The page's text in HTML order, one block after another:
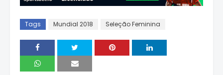
Tags Mundial 2018 Seleção Feminina